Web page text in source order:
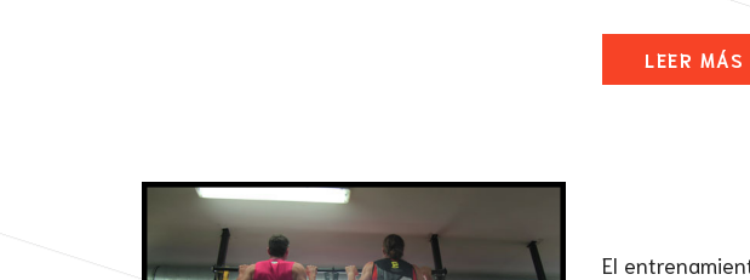
LEER MÁS
El